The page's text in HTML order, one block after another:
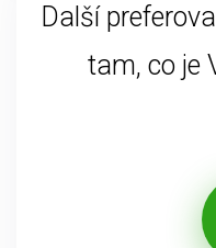
Další
tam, co je